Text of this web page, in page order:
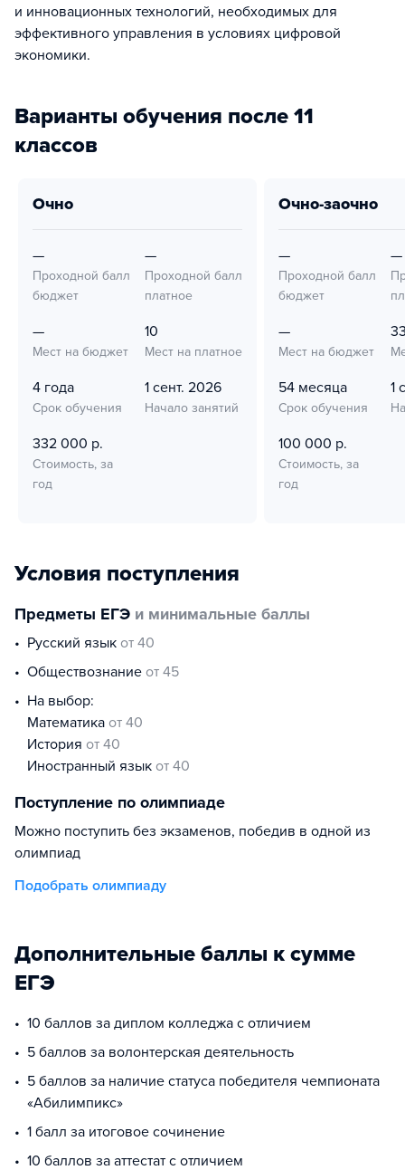
и инновационных технологий, необходимых для
эффективного управления в условиях цифровой
экономики.
Варианты обучения после 11
классов
очно
—
Проходной балл
бюджет
—
Проходной балл
платное
—
Мест на бюджет
10
Мест на платное
4 года
Срок обучения
1 сент. 2026
Начало занятий
332 000 р.
Стоимость, за
год
очно-заочно
—
Проходной балл
бюджет
—
—
Мест на бюджет
54 месяца
Срок обучения
1
100 000 р.
Стоимость, за
год
Условия поступления
Предметы ЕГЭ и минимальные баллы
русский язык от 40
обществознание от 45
На выбор:
математика от 40
история от 40
иностранный язык от 40
Поступление по олимпиаде
Можно поступить без экзаменов, победив в одной из
олимпиад
Подобрать олимпиаду
Дополнительные баллы к сумме
ЕГЭ
10 баллов за диплом колледжа с отличием
5 баллов за волонтерская деятельность
5 баллов за наличие статуса победителя чемпионата
«Абилимпикс»
1 балл за итоговое сочинение
10 баллов за аттестат с отличием